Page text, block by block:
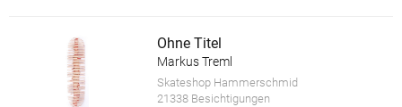
Ohne Titel
Markus Treml
Skateshop Hammerschmid
21338 Besichtigungen